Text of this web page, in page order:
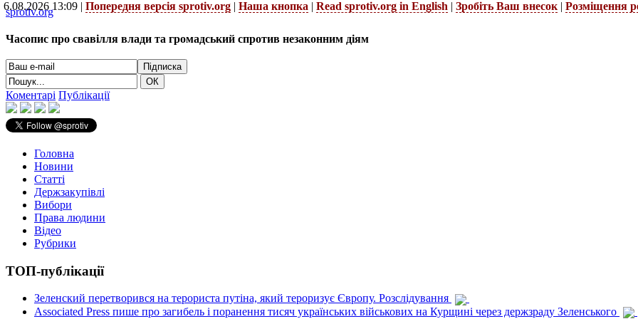
6.08.2026 13:09 | Попередня версія sprotiv.org | Наша кнопка | Read sprotiv.org in English | Зробіть Ваш внесок | Розміщення
sprotiv.org
Часопис про свавілля влади та громадський спротив незаконним діям
Коментарі Публікації
Головна
Новини
Статті
Держзакупівлі
Вибори
Права людини
Відео
Рубрики
ТОП-публікації
Зеленский перетворився на терориста путіна, який тероризує Європу. Розслідування
Associated Press пише про загибель і поранення тисяч українських військових на Курщині через держзраду Зеленського